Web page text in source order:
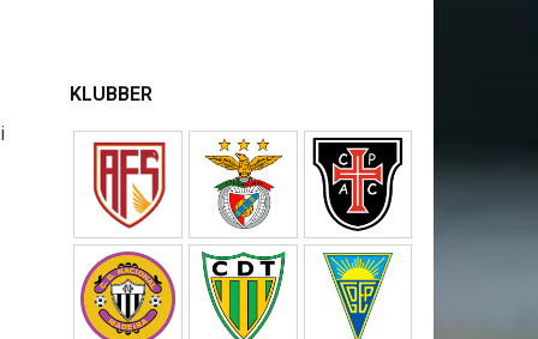
KLUBBER